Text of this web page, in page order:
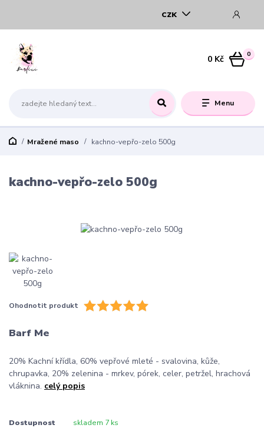
Menu
CZK
0
0 Kč
Mražené maso kachno-vepřo-zelo 500g
kachno-vepřo-zelo 500g
Ohodnotit produkt
Barf Me
20% Kachní křídla, 60% vepřové mleté - svalovina, kůže,
chrupavka, 20% zelenina - mrkev, pórek, celer, petržel, hrachová
vláknina. celý popis
Dostupnost skladem 7 ks